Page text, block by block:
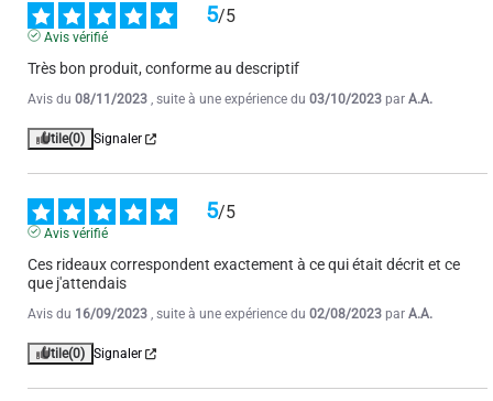
5/5
Avis vérifié
Très bon produit, conforme au descriptif
Avis du 08/11/2023 , suite à une expérience du 03/10/2023 par A.A.
Utile(0) Signaler
5/5
Avis vérifié
Ces rideaux correspondent exactement à ce qui était décrit et ce
que j'attendais
Avis du 16/09/2023 , suite à une expérience du 02/08/2023 par A.A.
Utile(0) Signaler